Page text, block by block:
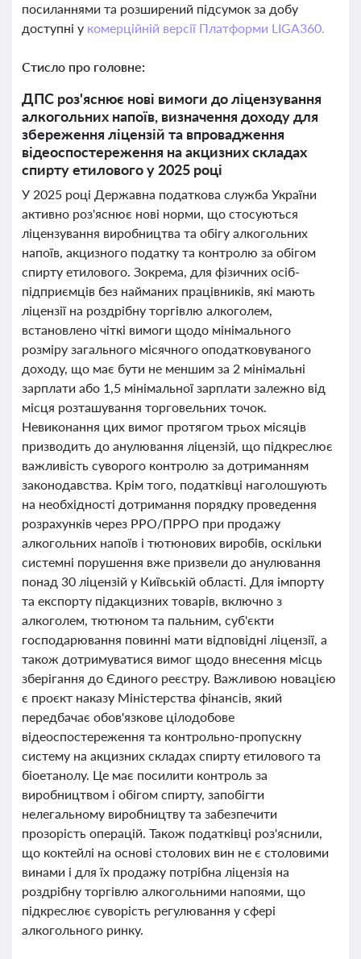
посиланнями та розширений підсумок за добу
доступні у комерційній версії Платформи LIGA360.
Стисло про головне:
ДПС роз'яснює нові вимоги до ліцензування
алкогольних напоїв, визначення доходу для
збереження ліцензій та впровадження
відеоспостереження на акцизних складах
спирту етилового у 2025 році
У 2025 році Державна податкова служба України
активно роз'яснює нові норми, що стосуються
ліцензування виробництва та обігу алкогольних
напоїв, акцизного податку та контролю за обігом
спирту етилового. Зокрема, для фізичних осіб-
підприємців без найманих працівників, які мають
ліцензії на роздрібну торгівлю алкоголем,
встановлено чіткі вимоги щодо мінімального
розміру загального місячного оподатковуваного
доходу, що має бути не меншим за 2 мінімальні
зарплати або 1,5 мінімальної зарплати залежно від
місця розташування торговельних точок.
Невиконання цих вимог протягом трьох місяців
призводить до анулювання ліцензій, що підкреслює
важливість суворого контролю за дотриманням
законодавства. Крім того, податківці наголошують
на необхідності дотримання порядку проведення
розрахунків через РРО/ПРРО при продажу
алкогольних напоїв і тютюнових виробів, оскільки
системні порушення вже призвели до анулювання
понад 30 ліцензій у Київській області. Для імпорту
та експорту підакцизних товарів, включно з
алкоголем, тютюном та пальним, суб'єкти
господарювання повинні мати відповідні ліцензії, а
також дотримуватися вимог щодо внесення місць
зберігання до Єдиного реєстру. Важливою новацією
є проєкт наказу Міністерства фінансів, який
передбачає обов'язкове цілодобове
відеоспостереження та контрольно-пропускну
систему на акцизних складах спирту етилового та
біоетанолу. Це має посилити контроль за
виробництвом і обігом спирту, запобігти
нелегальному виробництву та забезпечити
прозорість операцій. Також податківці роз'яснили,
що коктейлі на основі столових вин не є столовими
винами і для їх продажу потрібна ліцензія на
роздрібну торгівлю алкогольними напоями, що
підкреслює суворість регулювання у сфері
алкогольного ринку.